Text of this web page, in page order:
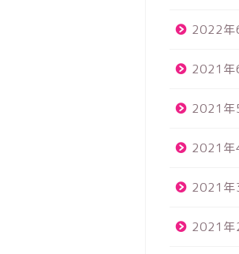
2022年
2021年
2021年
2021年
2021年
2021年